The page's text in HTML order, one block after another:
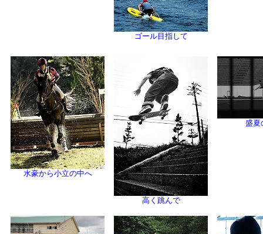
ゴール目指して
水豪から小立の中へ
高く跳んで
盛夏